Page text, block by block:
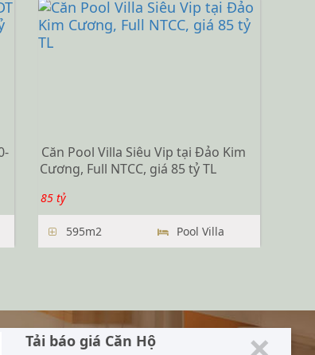
Tải báo giá Căn Hộ
Căn Pool Villa Siêu Vip tại Đảo Kim
Cương, Full NTCC, giá 85 tỷ TL
85 tỷ
595m2 Pool Villa
NỐI CHÚNG TÔI